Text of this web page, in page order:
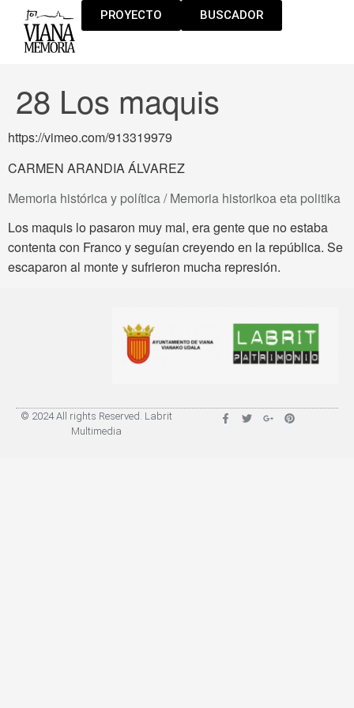
PROYECTO BUSCADOR
28 Los maquis
https://vimeo.com/913319979
CARMEN ARANDIA ÁLVAREZ
Memoria histórica y política / Memoria historikoa eta politika
Los maquis lo pasaron muy mal, era gente que no estaba
contenta con Franco y seguían creyendo en la república. Se
escaparon al monte y sufrieron mucha represión.
© 2024 All rights Reserved. Labrit
Multimedia